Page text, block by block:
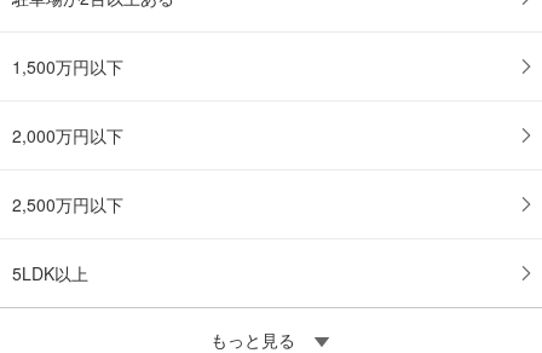
1,500万円以下
2,000万円以下
2,500万円以下
5LDK以上
もっと見る